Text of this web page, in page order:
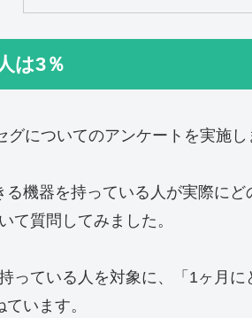
は3％
についてのアンケートを実施し
機器を持っている人が実際に
て質問してみました。
っている人を対象に、「1ヶ月
います。